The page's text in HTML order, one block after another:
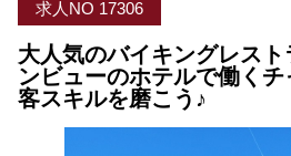
会員登録
求人NO 17306
大人気のバイキングレス
ンビューのホテルで働く
客スキルを磨こう♪